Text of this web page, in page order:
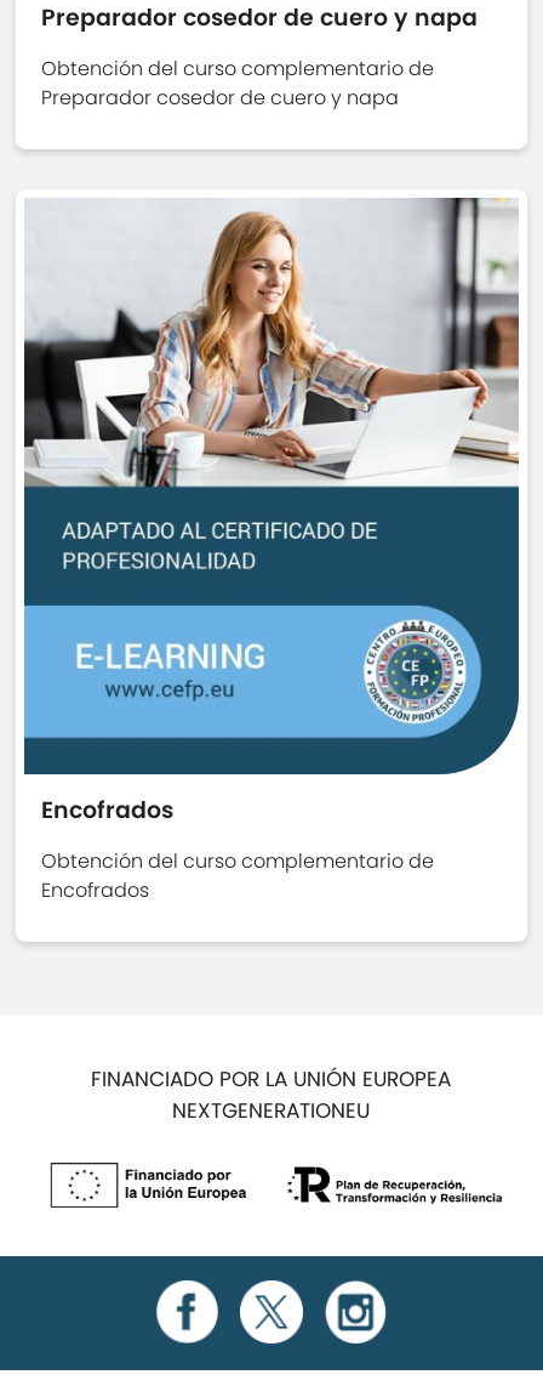
Preparador cosedor de cuero y napa
Obtención del curso complementario de
Preparador cosedor de cuero y napa
Encofrados
Obtención del curso complementario de
Encofrados
FINANCIADO POR LA UNIÓN EUROPEA
NEXTGENERATIONEU